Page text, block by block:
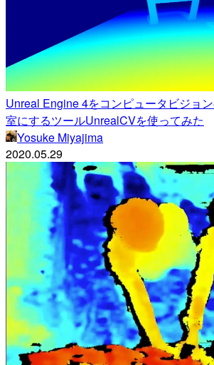
Unreal Engine 4をコンピュータビジョ
室にするツールUnrealCVを使ってみた
Yosuke Miyajima
2020.05.29